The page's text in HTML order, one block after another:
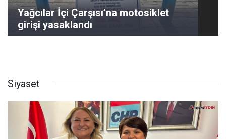
Yağcılar İçi Çarşısı’na motosiklet
girişi yasaklandı
Siyaset